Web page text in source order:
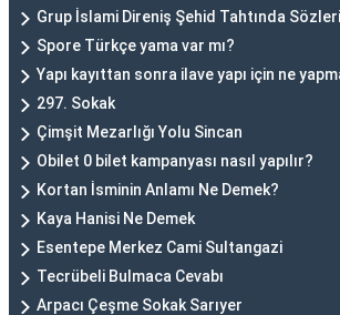
Grup İslami Direniş Şehid Tahtında Sözleri
Spore Türkçe yama var mı?
Yapı kayıttan sonra ilave yapı için ne
297. Sokak
Çimşit Mezarlığı Yolu Sincan
Obilet 0 bilet kampanyası nasıl yapılır?
Kortan İsminin Anlamı Ne Demek?
Kaya Hanisi Ne Demek
Esentepe Merkez Cami Sultangazi
Tecrübeli Bulmaca Cevabı
Arpacı Çeşme Sokak Sarıyer